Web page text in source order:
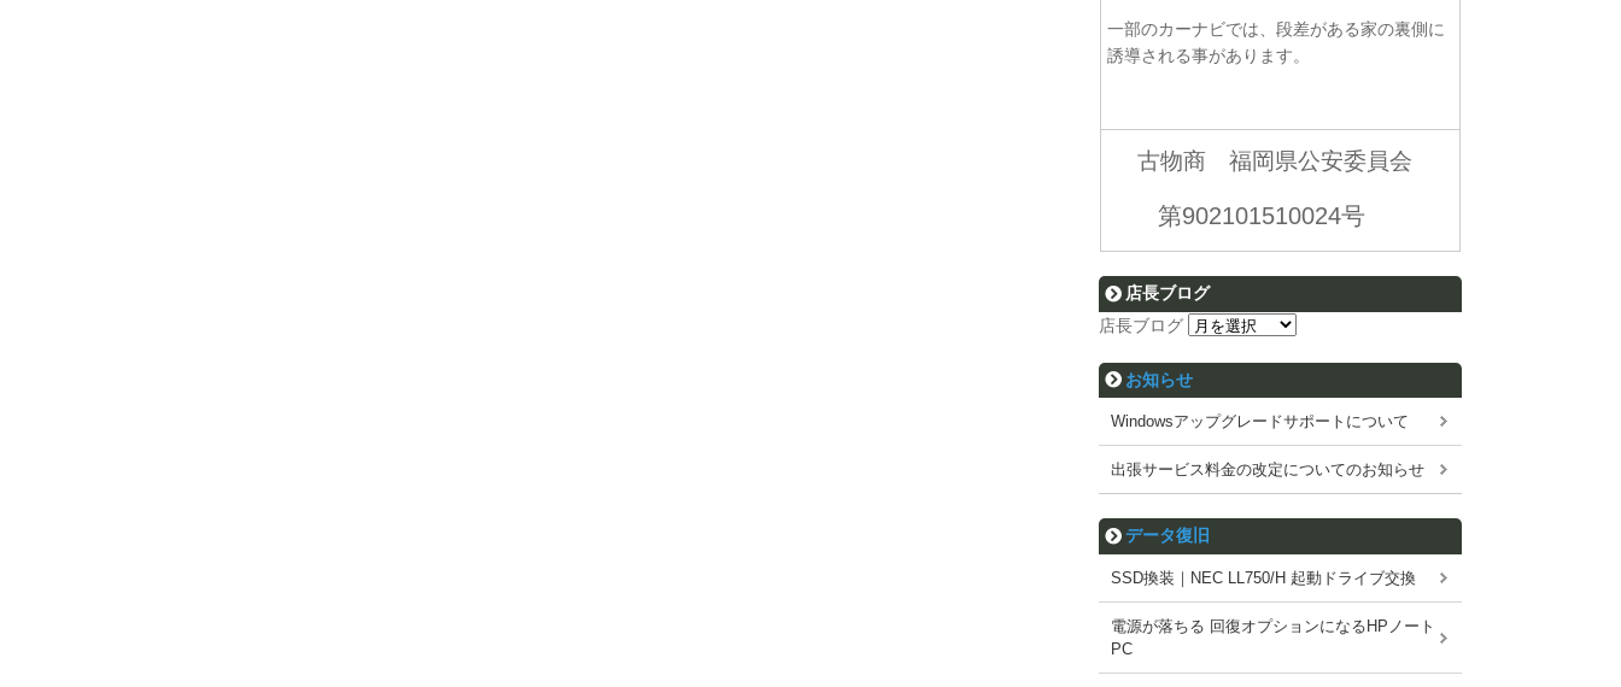
一部のカーナビでは、段差がある家の裏側に
誘導される事があります。
古物商 福岡県公安委員会
第902101510024号
店長ブログ
店長ブログ
お知らせ
Windowsアップグレードサポートについて
出張サービス料金の改定についてのお知らせ
データ復旧
SSD換装｜NEC LL750/H 起動ドライブ交換
電源が落ちる 回復オプションになるHPノート
PC